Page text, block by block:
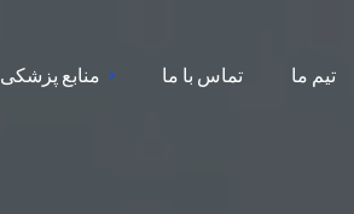
منابع پزشکی تماس با ما تیم ما